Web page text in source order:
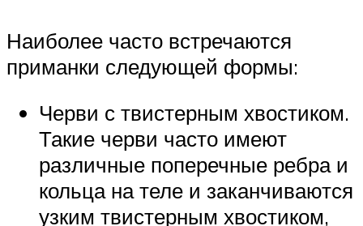
Наиболее часто встречаются
приманки следующей формы:
Черви с твистерным хвостиком.
Такие черви часто имеют
различные поперечные ребра и
кольца на теле и заканчиваются
узким твистерным хвостиком,